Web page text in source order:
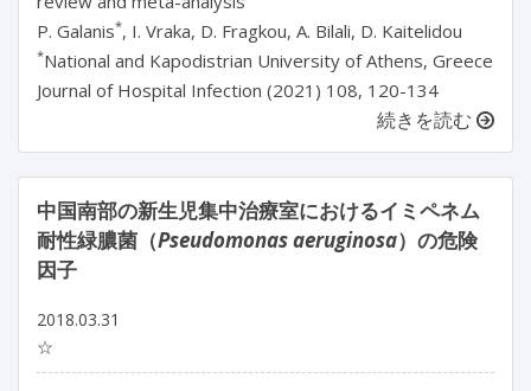
P. Galanis*, I. Vraka, D. Fragkou, A. Bilali, D. Kaitelidou
*National and Kapodistrian University of Athens, Greece
Journal of Hospital Infection (2021) 108, 120-134
続きを読む
中国南部の新生児集中治療室におけるイミペネム
耐性緑膿菌（Pseudomonas aeruginosa）の危険
因子
2018.03.31
☆